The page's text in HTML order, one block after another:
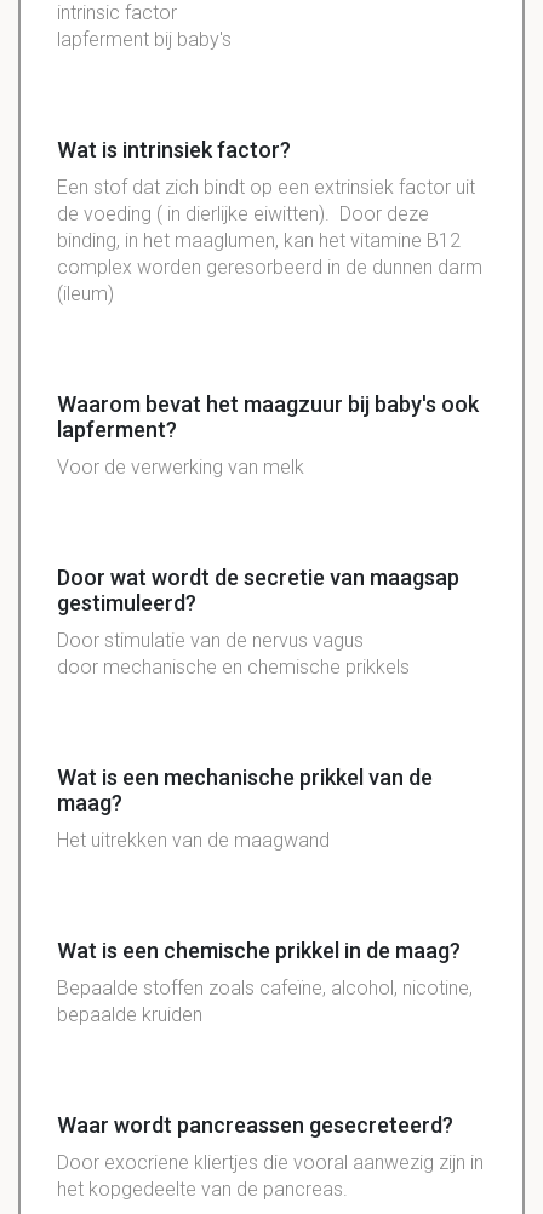
intrinsic factor
lapferment bij baby's
Wat is intrinsiek factor?
Een stof dat zich bindt op een extrinsiek factor uit
de voeding ( in dierlijke eiwitten). Door deze
binding, in het maaglumen, kan het vitamine B12
complex worden geresorbeerd in de dunnen darm
(ileum)
Waarom bevat het maagzuur bij baby's ook
lapferment?
Voor de verwerking van melk
Door wat wordt de secretie van maagsap
gestimuleerd?
Door stimulatie van de nervus vagus
door mechanische en chemische prikkels
Wat is een mechanische prikkel van de
maag?
Het uitrekken van de maagwand
Wat is een chemische prikkel in de maag?
Bepaalde stoffen zoals cafeïne, alcohol, nicotine,
bepaalde kruiden
Waar wordt pancreassen gesecreteerd?
Door exocriene kliertjes die vooral aanwezig zijn in
het kopgedeelte van de pancreas.